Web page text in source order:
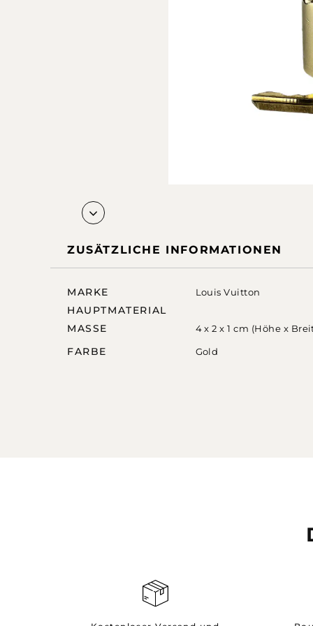
ZUSÄTZLICHE INFORMATIONEN
MARKE Louis Vuitton
HAUPTMATERIAL
MASSE
4 x 2 x 1 cm (Höhe x
FARBE Gold